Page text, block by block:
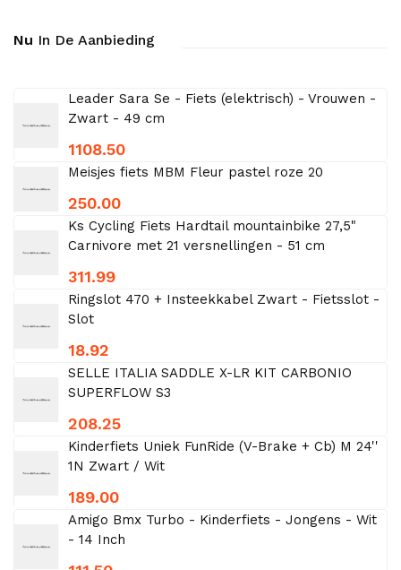
Nu In De Aanbieding
Leader Sara Se - Fiets (elektrisch) - Vrouwen -
Zwart - 49 cm
1108.50
Meisjes fiets MBM Fleur pastel roze 20
250.00
Ks Cycling Fiets Hardtail mountainbike 27,5"
Carnivore met 21 versnellingen - 51 cm
311.99
Ringslot 470 + Insteekkabel Zwart - Fietsslot -
Slot
18.92
SELLE ITALIA SADDLE X-LR KIT CARBONIO
SUPERFLOW S3
208.25
Kinderfiets Uniek FunRide (V-Brake + Cb) M 24''
1N Zwart / Wit
189.00
Amigo Bmx Turbo - Kinderfiets - Jongens - Wit
- 14 Inch